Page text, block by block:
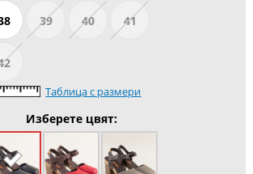
39 40 41
Таблица с размери
Изберете цвят: